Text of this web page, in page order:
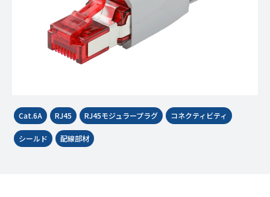
Cat.6A RJ45 RJ45モジュラープラグ コネクティビティ
シールド 配線部材